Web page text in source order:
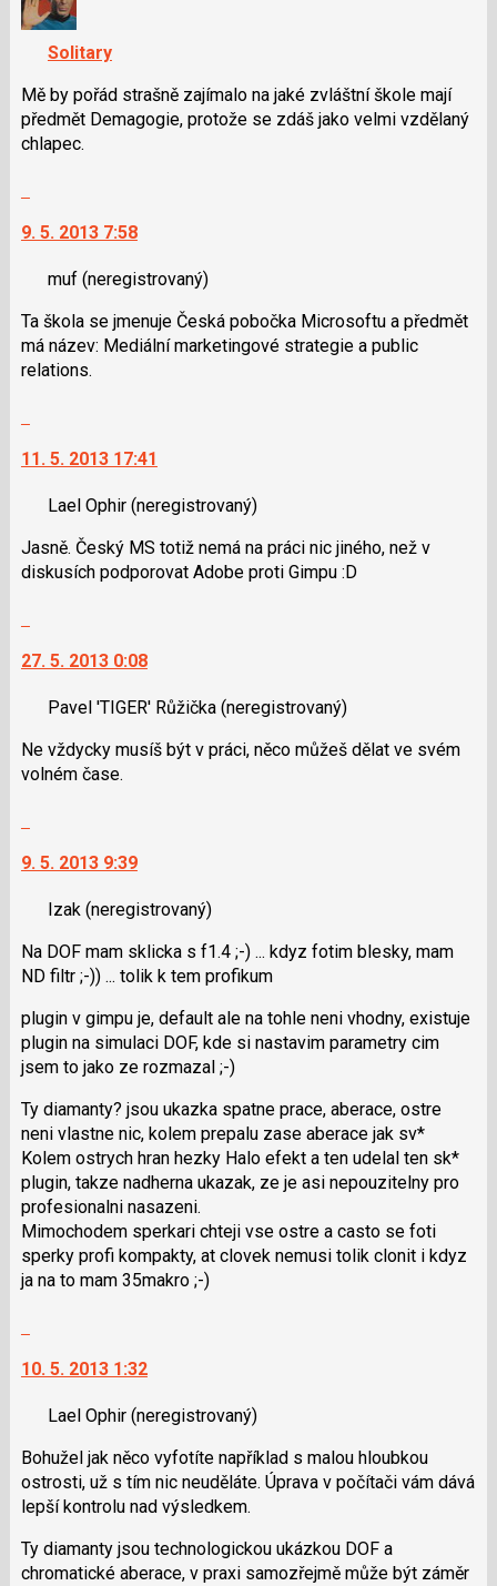
K
navigaci
lze
použít
i
klávesy
a
pro
předchozí
nový
názor
Solitary
Mě by pořád strašně zajímalo na jaké zvláštní škole mají
předmět Demagogie, protože se zdáš jako velmi vzdělaný
chlapec.
další
názor.
navigaci
lze
použít
N
následující
P
pro
názor
9. 5. 2013 7:58
muf (neregistrovaný)
Ta škola se jmenuje Česká pobočka Microsoftu a předmět
má název: Mediální marketingové strategie a public
relations.
další
názor.
navigaci
lze
klávesy
pro
a
P
nový
názor
11. 5. 2013 17:41
Lael Ophir (neregistrovaný)
Jasně. Český MS totiž nemá na práci nic jiného, než v
diskusích podporovat Adobe proti Gimpu :D
další
názor.
navigaci
lze
klávesy
pro
a
P
předchozí
nový
názor
27. 5. 2013 0:08
Pavel 'TIGER' Růžička (neregistrovaný)
Ne vždycky musíš být v práci, něco můžeš dělat ve svém
volném čase.
další
názor.
navigaci
lze
použít
i
klávesy
pro
následující
a
P
pro
předchozí
nový
názor
9. 5. 2013 9:39
Izak (neregistrovaný)
Na DOF mam sklicka s f1.4 ;-) ... kdyz fotim blesky, mam
ND filtr ;-)) ... tolik k tem profikum
plugin v gimpu je, default ale na tohle neni vhodny, existuje
plugin na simulaci DOF, kde si nastavim parametry cim
jsem to jako ze rozmazal ;-)
Ty diamanty? jsou ukazka spatne prace, aberace, ostre
neni vlastne nic, kolem prepalu zase aberace jak sv*
Kolem ostrych hran hezky Halo efekt a ten udelal ten sk*
plugin, takze nadherna ukazak, ze je asi nepouzitelny pro
profesionalni nasazeni.
Mimochodem sperkari chteji vse ostre a casto se foti
sperky profi kompakty, at clovek nemusi tolik clonit i kdyz
ja na to mam 35makro ;-)
další
názor.
navigaci
lze
použít
i
klávesy
10. 5. 2013 1:32
Lael Ophir (neregistrovaný)
Bohužel jak něco vyfotíte například s malou hloubkou
ostrosti, už s tím nic neuděláte. Úprava v počítači vám dává
lepší kontrolu nad výsledkem.
Ty diamanty jsou technologickou ukázkou DOF a
chromatické aberace, v praxi samozřejmě může být záměr